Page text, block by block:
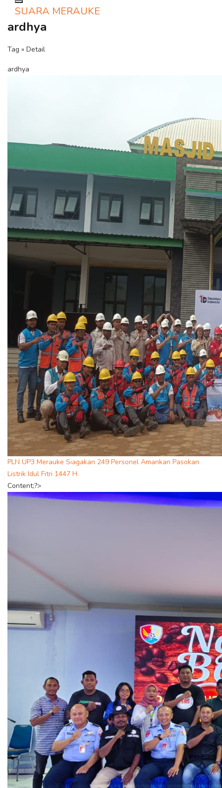
Toggle navigation
SUARA MERAUKE
ardhya
Tag » Detail
ardhya
PLN UP3 Merauke Siagakan 249 Personel Amankan Pasokan
Listrik Idul Fitri 1447 H
Content;?>